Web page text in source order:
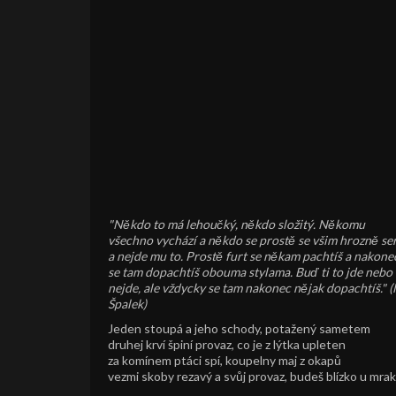
"Někdo to má lehoučký, někdo složitý. Někomu
všechno vychází a někdo se prostě se všim hrozně
a nejde mu to. Prostě furt se někam pachtíš a
se tam dopachtíš obouma stylama. Buď ti to jde nebo
nejde, ale vždycky se tam nakonec nějak dopachtíš."
Špalek)
Jeden stoupá a jeho schody, potažený sametem
druhej krví špiní provaz, co je z lýtka upleten
za komínem ptáci spí, koupelny maj z okapů
vezmi skoby rezavý a svůj provaz, budeš blízko u